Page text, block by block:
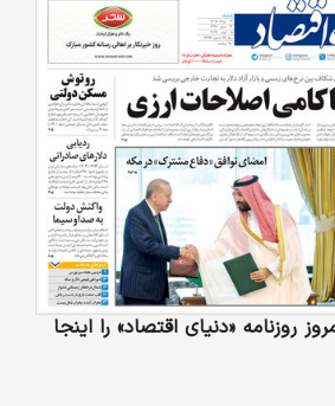
روزنامه «دنیای‌ اقتصاد» را اینجا